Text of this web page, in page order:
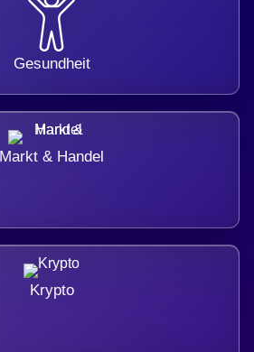
Gesundheit
Markt & Handel
Krypto